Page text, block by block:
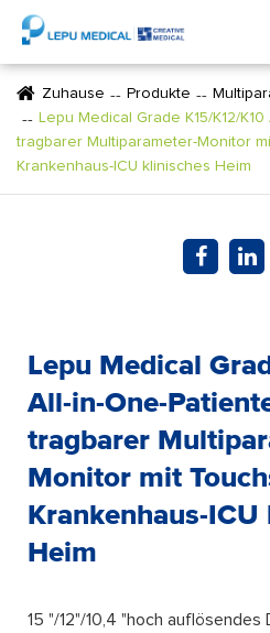
Zuhause Produkte
Lepu Medical Grade K15/K12/
tragbarer Multiparameter-Monitor
Krankenhaus-ICU klinisches Heim
Lepu Medical
All-in-One-
tragbarer
Monitor mit
Krankenhaus-ICU
Heim
15 "/12"/10,4 "hoch auflösendes